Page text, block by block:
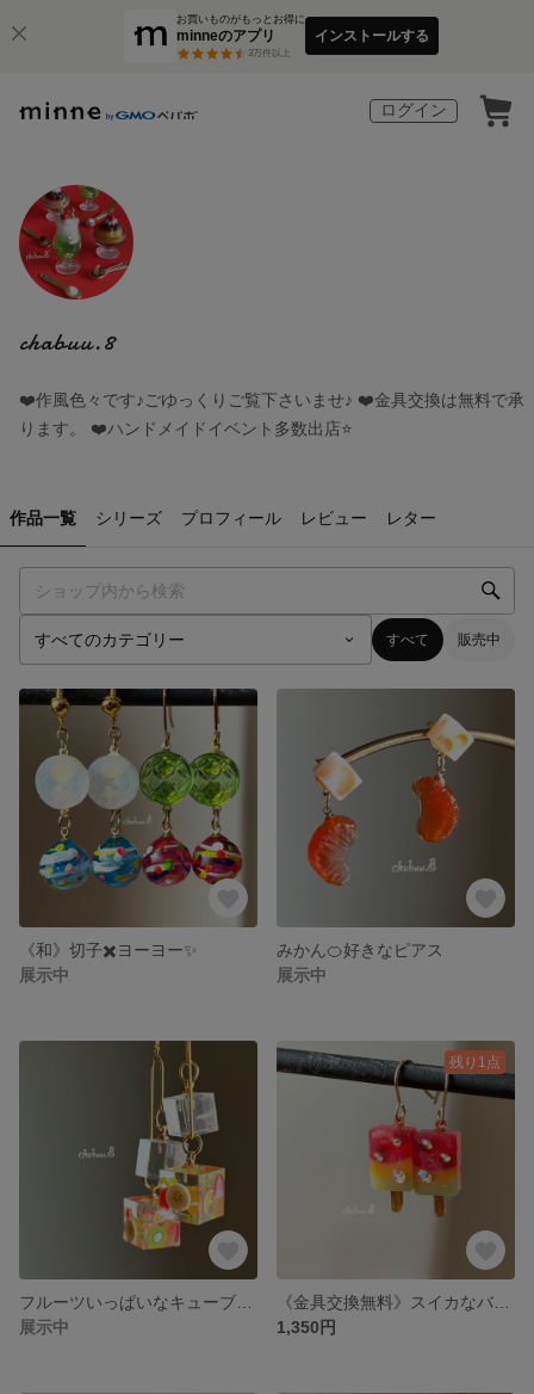
お買いものがもっとお得に
minneのアプリ
3万件以上
インストールする
ログイン
chabuu.8
❤️作風色々です♪ごゆっくりご覧下さいませ♪ ❤️金具交換は無料で承
ります。 ❤️ハンドメイドイベント多数出店⭐️
作品一覧 シリーズ プロフィール レビュー レター
すべて 販売中
《和》切子✖️ヨーヨー✨
展示中
みかん🍊好きなピアス
展示中
展示中
残り1点
1,350円